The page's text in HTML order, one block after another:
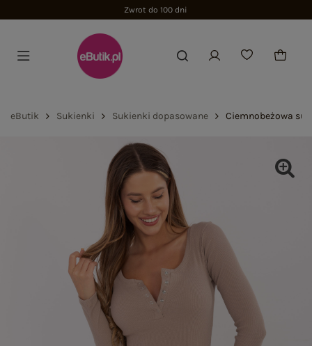
Zwrot do 100 dni
eButik Sukienki Sukienki dopasowane Ciemnobeżowa